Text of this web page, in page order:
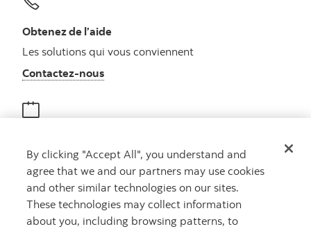
Obtenez de l’aide
Les solutions qui vous conviennent
Contactez-nousAutres numéros, contactez-nous par
Rencontrez un conseiller
Prenez rendez-vous
By clicking "Accept All", you understand and
agree that we and our partners may use cookies
and other similar technologies on our sites.
These technologies may collect information
about you, including browsing patterns, to